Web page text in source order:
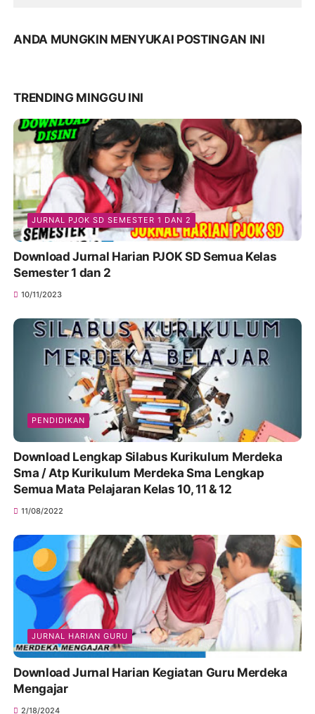
ANDA MUNGKIN MENYUKAI POSTINGAN INI
TRENDING MINGGU INI
JURNAL PJOK SD SEMESTER 1 DAN 2
Download Jurnal Harian PJOK SD Semua Kelas
Semester 1 dan 2
10/11/2023
PENDIDIKAN
Download Lengkap Silabus Kurikulum Merdeka
Sma / Atp Kurikulum Merdeka Sma Lengkap
Semua Mata Pelajaran Kelas 10, 11 & 12
11/08/2022
JURNAL HARIAN GURU
Download Jurnal Harian Kegiatan Guru Merdeka
Mengajar
2/18/2024